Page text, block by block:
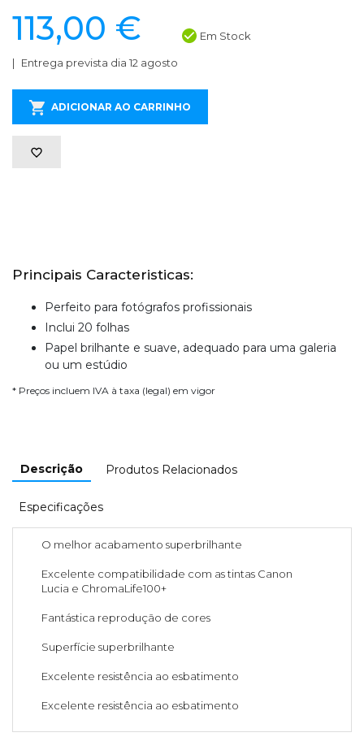
113,00 € Em Stock
Entrega prevista dia 12 agosto
ADICIONAR AO CARRINHO
Principais Caracteristicas:
Perfeito para fotógrafos profissionais
Inclui 20 folhas
Papel brilhante e suave, adequado para uma galeria
ou um estúdio
* Preços incluem IVA à taxa (legal) em vigor
Descrição Produtos Relacionados
Especificações
O melhor acabamento superbrilhante
Excelente compatibilidade com as tintas Canon
Lucia e ChromaLife100+
Fantástica reprodução de cores
Superfície superbrilhante
Excelente resistência ao esbatimento
Excelente resistência ao esbatimento